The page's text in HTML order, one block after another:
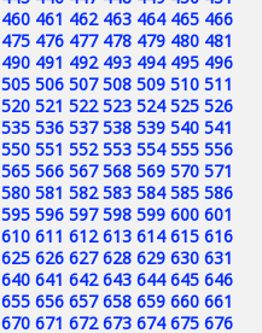
460 461 462 463 464 465 466
475 476 477 478 479 480 481
490 491 492 493 494 495 496
505 506 507 508 509 510 511
520 521 522 523 524 525 526
535 536 537 538 539 540 541
550 551 552 553 554 555 556
565 566 567 568 569 570 571
580 581 582 583 584 585 586
595 596 597 598 599 600 601
610 611 612 613 614 615 616
625 626 627 628 629 630 631
640 641 642 643 644 645 646
655 656 657 658 659 660 661
670 671 672 673 674 675 676